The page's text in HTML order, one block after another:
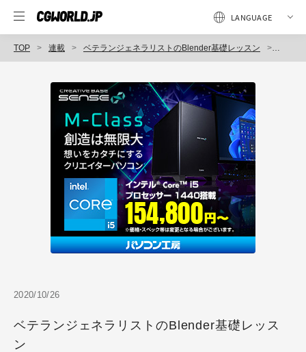
TOP 連載 ベテランジェネラリストのBlender基礎レッスン 第2回
2020/10/26
ベテランジェネラリストのBlender基礎レッス
ン